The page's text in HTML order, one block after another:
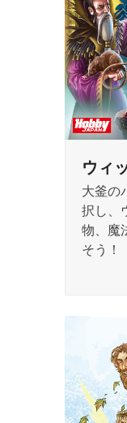
ウィ
大釜の
択し、
物、魔
そう！